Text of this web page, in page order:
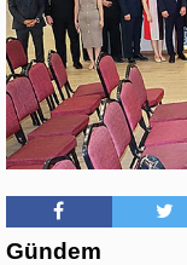
Gündem